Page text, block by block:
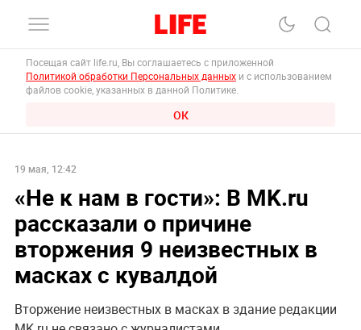
Посещая сайт life.ru, Вы соглашаетесь с приложенной
Политикой обработки Персональных данных и с использованием
файлов cookie, указанных в данной Политике.
ОК
19 мая, 12:42
«Не к нам в гости»: В MK.ru
рассказали о причине
вторжения 9 неизвестных в
масках с кувалдой
Вторжение неизвестных в масках в здание редакции